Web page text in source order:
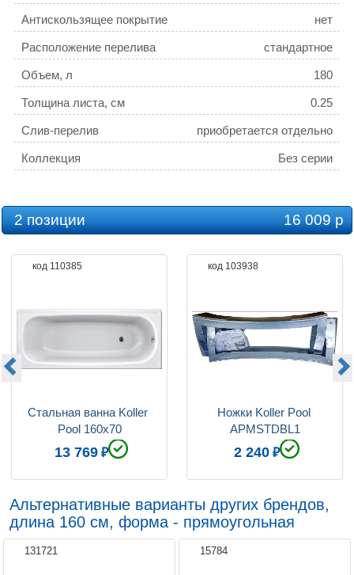
Антискользящее покрытие нет
Расположение перелива стандартное
Объем, л 180
Толщина листа, см 0.25
Слив-перелив приобретается отдельно
Коллекция Без серии
2 позиции 16 009 р
код 110385
Стальная ванна Koller
Pool 160x70
13 769
код 103938
Ножки Koller Pool
APMSTDBL1
2 240
Альтернативные варианты других брендов,
длина 160 см, форма - прямоугольная
131721 15784